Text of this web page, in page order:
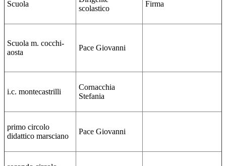
Scuola
scolastico
Firma
Scuola m. cocchi-
aosta
Pace Giovanni
i.c. montecastrilli
Cornacchia
Stefania
primo circolo
didattico marsciano
Pace Giovanni